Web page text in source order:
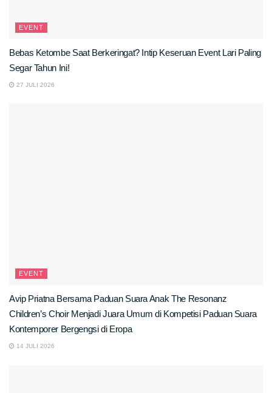
EVENT
Bebas Ketombe Saat Berkeringat? Intip Keseruan Event Lari Paling
Segar Tahun Ini!
27 JULI 2026
EVENT
Avip Priatna Bersama Paduan Suara Anak The Resonanz
Children’s Choir Menjadi Juara Umum di Kompetisi Paduan Suara
Kontemporer Bergengsi di Eropa
14 JULI 2026